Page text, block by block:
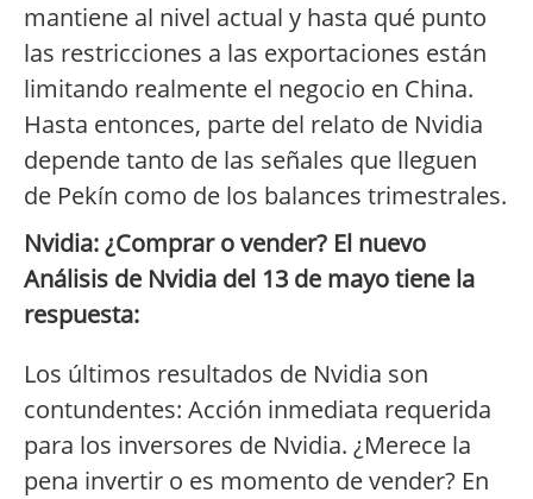
mantiene al nivel actual y hasta qué punto
las restricciones a las exportaciones están
limitando realmente el negocio en China.
Hasta entonces, parte del relato de Nvidia
depende tanto de las señales que lleguen
de Pekín como de los balances trimestrales.
Nvidia: ¿Comprar o vender? El nuevo
Análisis de Nvidia del 13 de mayo tiene la
respuesta:
Los últimos resultados de Nvidia son
contundentes: Acción inmediata requerida
para los inversores de Nvidia. ¿Merece la
pena invertir o es momento de vender? En